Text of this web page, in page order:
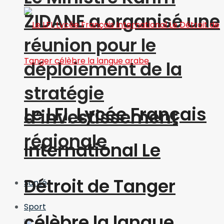
ZIDANE a organisé une
réunion pour le
déploiement de la
stratégie
d’investissement
régionale
Santé
Sport
Le LFI, Lycée Français
International Le
Détroit de Tanger